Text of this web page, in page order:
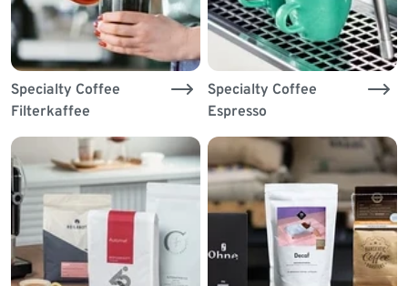
Specialty Coffee
Filterkaffee
Specialty Coffee
Espresso